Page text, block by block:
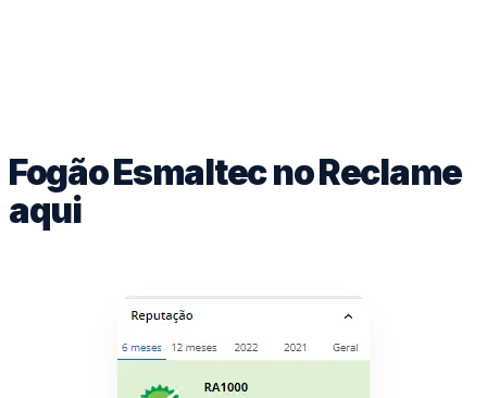
Fogão Esmaltec no Reclame
aqui